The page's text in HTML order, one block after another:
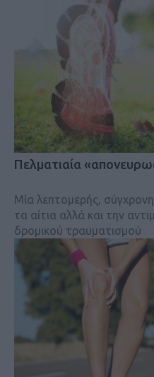
Πελματιαία
Μία λεπτομερής,
τα αίτια αλλά και την
δρομικού τραυματισμού